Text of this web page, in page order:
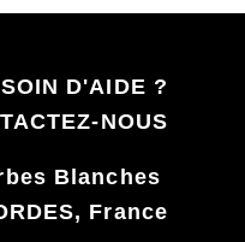
D'AIDE ?
NOUS
Blanches
France